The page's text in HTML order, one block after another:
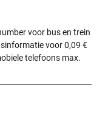
voor bus en trein
voor 0,09 €
telefoons max.